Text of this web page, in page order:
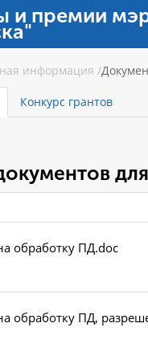
и премии
информация /
Конкурс грантов
обработку ПД.doc
обработку ПД,